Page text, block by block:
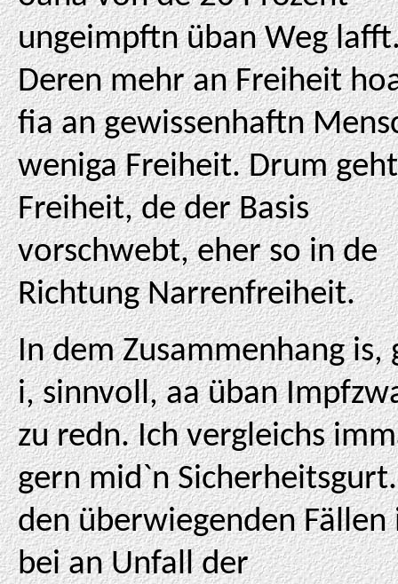
ungeimpftn üban Weg
Deren mehr an Freiheit
fia an gewissenhaftn
weniga Freiheit. Drum
Freiheit, de der Basis
vorschwebt, eher so in de
Richtung Narrenfreiheit.
In dem Zusammenhang is,
i, sinnvoll, aa üban
zu redn. Ich vergleichs
gern mid`n
den überwiegenden Fällen
bei an Unfall der